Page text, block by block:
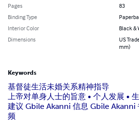
Pages
83
Binding Type
Interior Color
Black &
Dimensions
US
mm)
Keywords
基督徒生活未婚关系精神指导
上帝对单身人士的旨意 • 个人发展 •
建议 Gbile Akanni 信息 Gbile Akanni
频